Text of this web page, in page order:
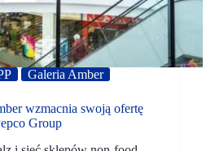
Galeria Amber
wzmacnia swoją ofertę
Group